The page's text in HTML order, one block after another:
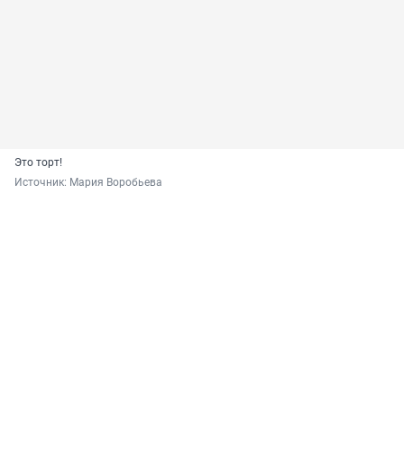
Это торт!
Источник: Мария Воробьева